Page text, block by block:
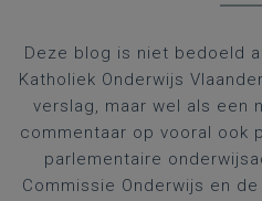
Deze blog is niet bedoeld
Katholiek Onderwijs
verslag, maar wel als een
commentaar op vooral ook
parlementaire
Commissie Onderwijs en